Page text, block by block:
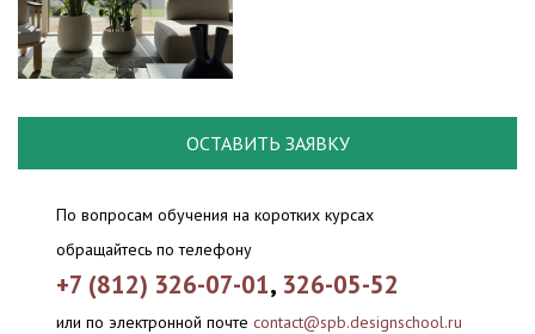
ОСТАВИТЬ ЗАЯВКУ
По вопросам обучения на коротких курсах
обращайтесь по телефону
+7 (812) 326-07-01, 326-05-52
или по электронной почте contact@spb.designschool.ru